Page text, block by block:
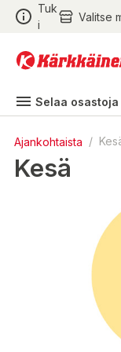
Tuk
i
Valitse
Selaa osastoja
Ajankohtaista /
Kesä